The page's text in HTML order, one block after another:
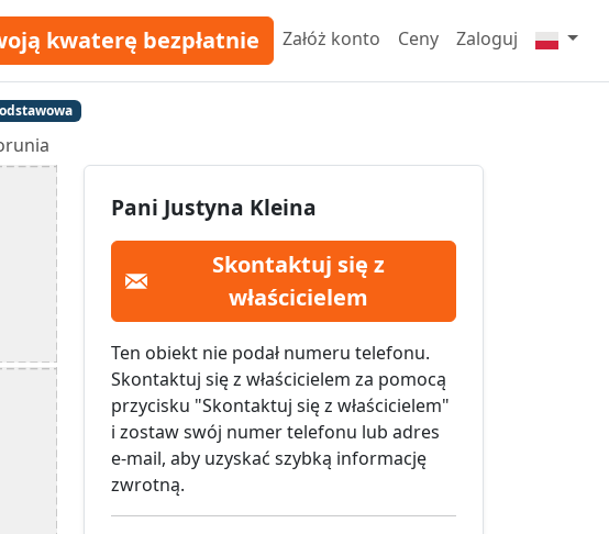
kwaterę bezpłatnie Załóż konto Ceny Zaloguj
Pani Justyna Kleina
Skontaktuj się z
właścicielem
Ten obiekt nie podał numeru telefonu.
Skontaktuj się z właścicielem za pomocą
przycisku "Skontaktuj się z właścicielem"
i zostaw swój numer telefonu lub adres
e-mail, aby uzyskać szybką informację
zwrotną.